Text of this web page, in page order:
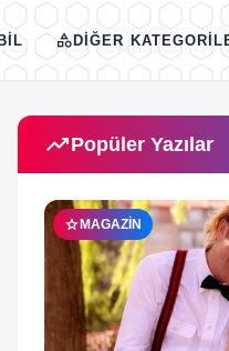
categoryDIĞER
trending_upPopüler Yazılar
star MAGAZIN